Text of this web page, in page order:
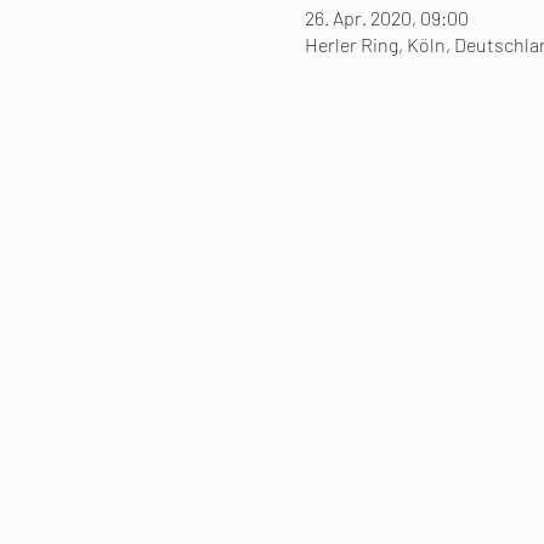
26. Apr. 2020, 09:00
Herler Ring, Köln,